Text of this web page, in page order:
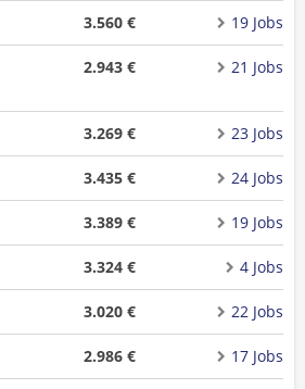
3.560 € 19 Jobs
2.943 € 21 Jobs
3.269 € 23 Jobs
3.435 € 24 Jobs
3.389 € 19 Jobs
3.324 € 4 Jobs
3.020 € 22 Jobs
2.986 € 17 Jobs